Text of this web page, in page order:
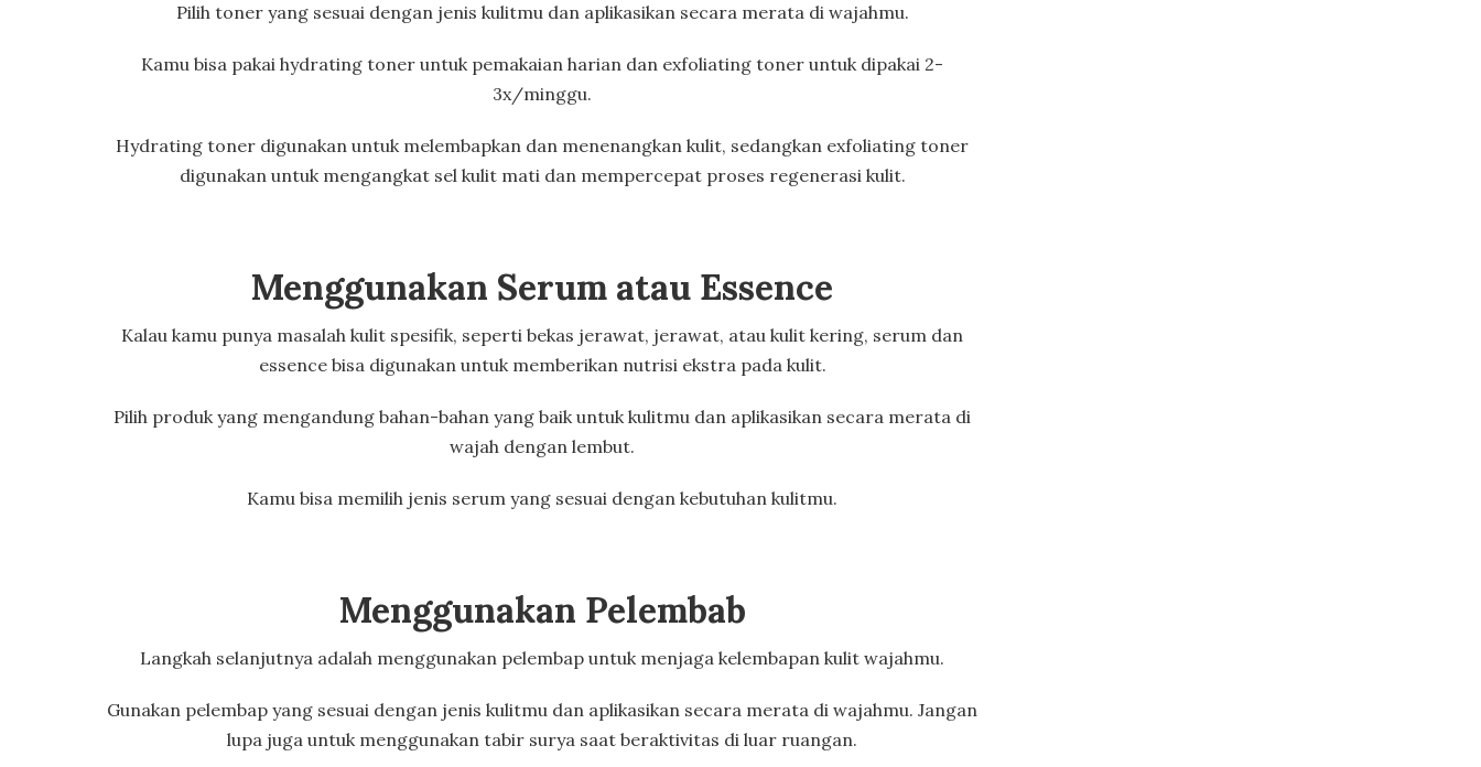
Pilih toner yang sesuai dengan jenis kulitmu dan aplikasikan secara merata di wajahmu.
Kamu bisa pakai hydrating toner untuk pemakaian harian dan exfoliating toner untuk dipakai 2-
3x/minggu.
Hydrating toner digunakan untuk melembapkan dan menenangkan kulit, sedangkan exfoliating toner
digunakan untuk mengangkat sel kulit mati dan mempercepat proses regenerasi kulit.
Menggunakan Serum atau Essence
Kalau kamu punya masalah kulit spesifik, seperti bekas jerawat, jerawat, atau kulit kering, serum dan
essence bisa digunakan untuk memberikan nutrisi ekstra pada kulit.
Pilih produk yang mengandung bahan-bahan yang baik untuk kulitmu dan aplikasikan secara merata di
wajah dengan lembut.
Kamu bisa memilih jenis serum yang sesuai dengan kebutuhan kulitmu.
Menggunakan Pelembab
Langkah selanjutnya adalah menggunakan pelembap untuk menjaga kelembapan kulit wajahmu.
Gunakan pelembap yang sesuai dengan jenis kulitmu dan aplikasikan secara merata di wajahmu. Jangan
lupa juga untuk menggunakan tabir surya saat beraktivitas di luar ruangan.